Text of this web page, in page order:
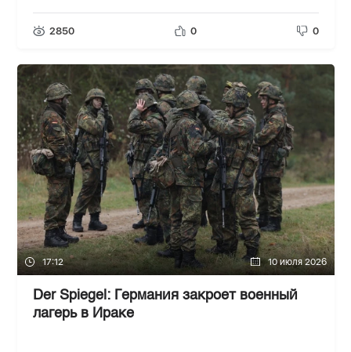
2850 0 0
17:12 10 июля 2026
Der Spiegel: Германия закроет военный
лагерь в Ираке